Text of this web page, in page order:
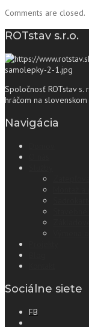
Comments are closed.
ROTstav s.r.o.
Spoločnosť ROTstav
hráčom na
Navigácia
Sociálne siete
FB